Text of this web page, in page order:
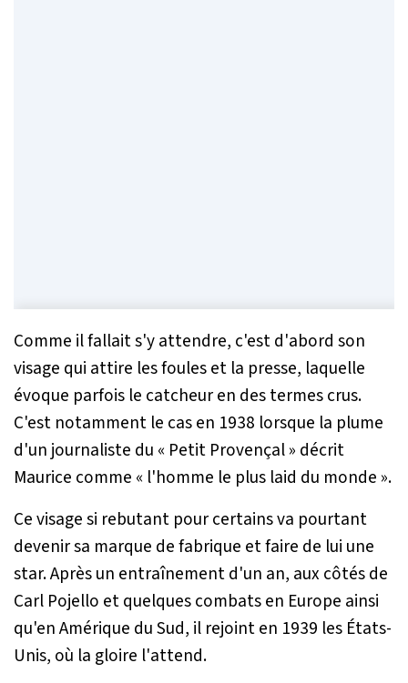
Comme il fallait s'y attendre, c'est d'abord son
visage qui attire les foules et la presse, laquelle
évoque parfois le catcheur en des termes crus.
C'est notamment le cas en 1938 lorsque la plume
d'un journaliste du « Petit Provençal » décrit
Maurice comme « l'homme le plus laid du monde ».
Ce visage si rebutant pour certains va pourtant
devenir sa marque de fabrique et faire de lui une
star. Après un entraînement d'un an, aux côtés de
Carl Pojello et quelques combats en Europe ainsi
qu'en Amérique du Sud, il rejoint en 1939 les États-
Unis, où la gloire l'attend.